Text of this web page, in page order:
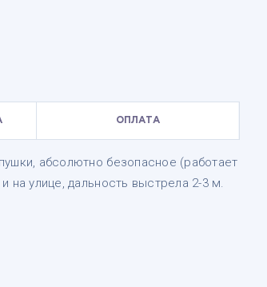
ОПЛАТА
абсолютно безопасное (работает
на улице, дальность выстрела 2-3 м.